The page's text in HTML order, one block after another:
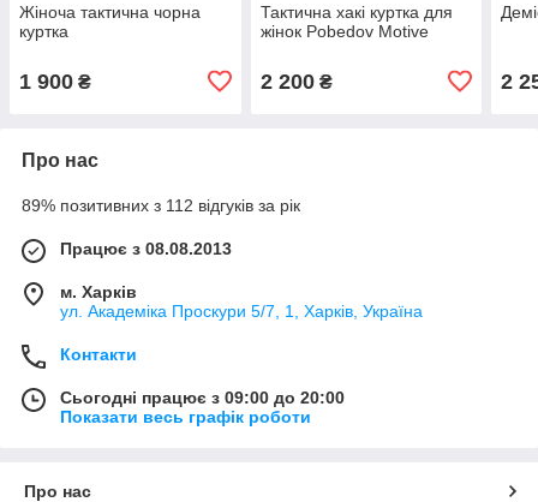
Жіноча тактична чорна
куртка
1 900 ₴
Тактична хакі куртка для
жінок Pobedov Motive
2 200₴ 2
Про нас
89% позитивних з 112 відгуків за рік
Працює з 08.08.2013
м. Харків
ул. Академіка Проскури 5/7, 1, Харків, Україна
Контакти
Сьогодні працює з 09:00 до 20:00
Показати весь графік роботи
Про нас